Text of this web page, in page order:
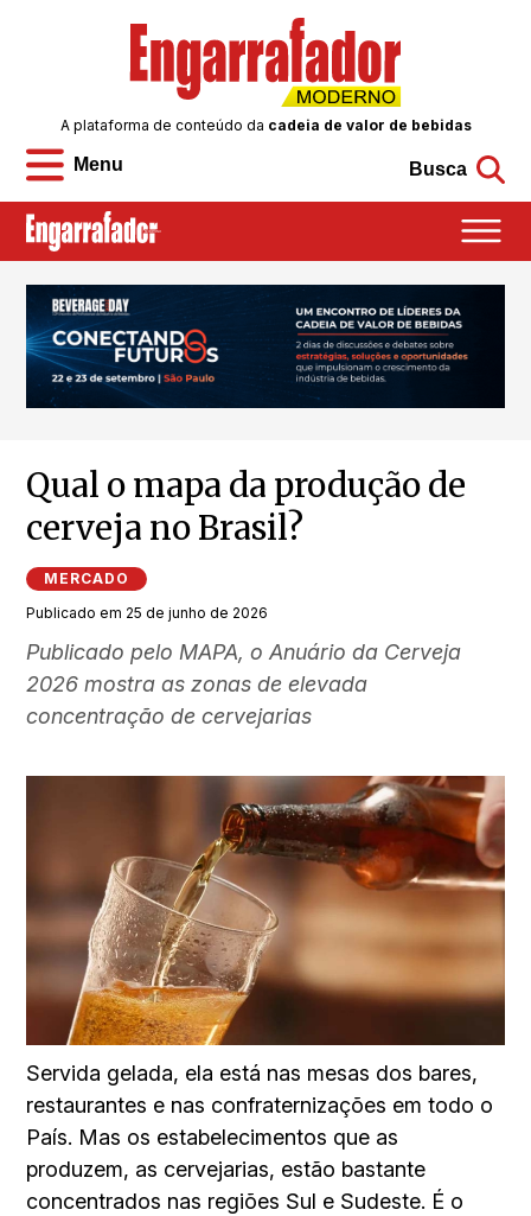
Menu
A plataforma de conteúdo da cadeia de valor de bebidas
Busca
Qual o mapa da produção de
cerveja no Brasil?
MERCADO
Publicado em 25 de junho de 2026
Publicado pelo MAPA, o Anuário da Cerveja
2026 mostra as zonas de elevada
concentração de cervejarias
Servida gelada, ela está nas mesas dos bares,
restaurantes e nas confraternizações em todo o
País. Mas os estabelecimentos que as
produzem, as cervejarias, estão bastante
concentrados nas regiões Sul e Sudeste. É o